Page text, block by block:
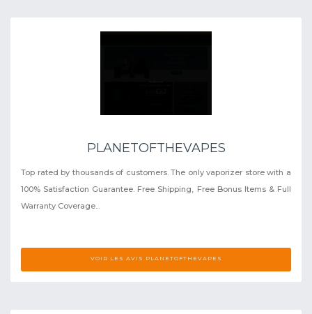
PLANETOFTHEVAPES
Top rated by thousands of customers. The only vaporizer store with a
100% Satisfaction Guarantee. Free Shipping, Free Bonus Items & Full
Warranty Coverage...
VOIR LES AVIS PLANETOFTHEVAPES